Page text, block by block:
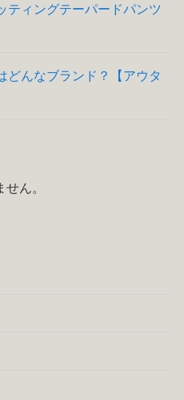
ティングテーパードパンツ
どんなブランド？【アウタ
ん。